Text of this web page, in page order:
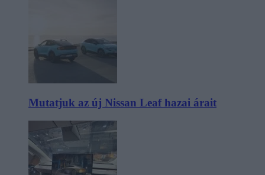
Mutatjuk az új Nissan Leaf hazai árait